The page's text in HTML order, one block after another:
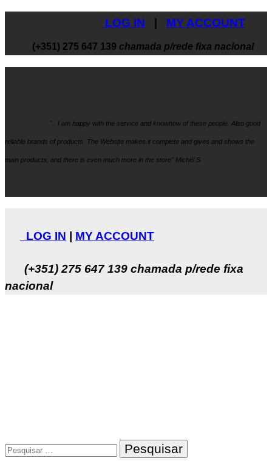
LOG IN MY ACCOUNT
(+351) 275 647 139 chamada p/rede fixa nacional
".. I am happy with the service and knowhow of these people. Also good
reliable brands of products. The Website makes it complete and gives and shows the
main products, and there is even much more in the store" Michël S
LOG IN MY ACCOUNT
(+351) 275 647 139 chamada p/rede fixa
nacional
Pesquisar
por: